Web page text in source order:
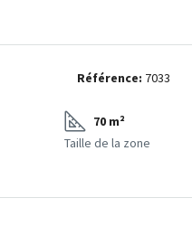
Référence: 7033
70 m²
Taille de la zone